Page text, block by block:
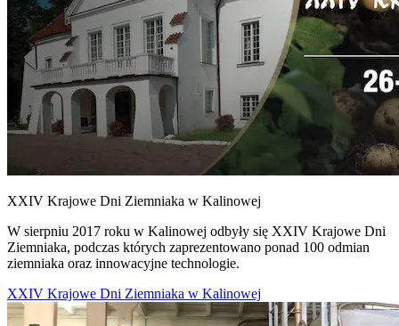
XXIV Krajowe Dni Ziemniaka w Kalinowej
W sierpniu 2017 roku w Kalinowej odbyły się XXIV Krajowe Dni
Ziemniaka, podczas których zaprezentowano ponad 100 odmian
ziemniaka oraz innowacyjne technologie.
XXIV Krajowe Dni Ziemniaka w Kalinowej